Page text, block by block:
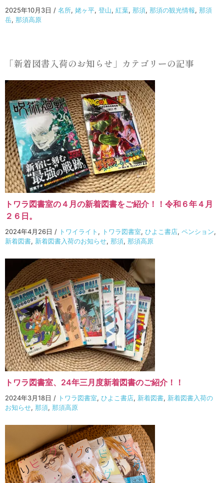
2025年10月3日 / 名所, 姥ヶ平, 登山, 紅葉, 那須, 那須の観光情報, 那須
岳, 那須高原
「新着図書入荷のお知らせ」カテゴリーの記事
トワラ図書室の４月の新着図書をご紹介！！令和６年４月
２６日。
2024年4月26日 / トワイライト , トワラ図書室, ひよこ書店, ペンション,
新着図書, 新着図書入荷のお知らせ, 那須, 那須高原
トワラ図書室、24年三月度新着図書のご紹介！！
2024年3月18日 / トワラ図書室, ひよこ書店, 新着図書, 新着図書入荷の
お知らせ, 那須, 那須高原